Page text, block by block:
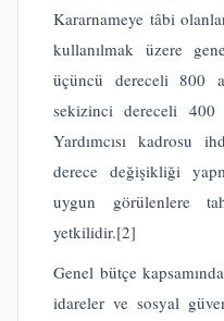
Kararnameye tâbi
kullanılmak üzere
üçüncü dereceli 800
sekizinci dereceli
Yardımcısı kadrosu
derece değişikliği
uygun görülenlere
yetkilidir.[2]
Genel bütçe
idareler ve sosyal